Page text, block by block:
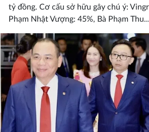
tỷ đồng. Cơ cấu sở hữu gây chú ý:
Phạm Nhật Vượng: 45%, Bà Phạm Thu...